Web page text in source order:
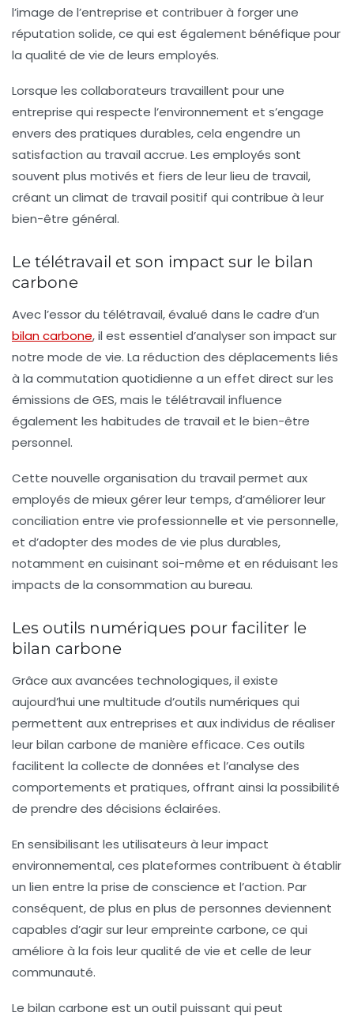
l’image de l’entreprise et contribuer à forger une
réputation solide, ce qui est également bénéfique pour
la qualité de vie de leurs employés.
Lorsque les collaborateurs travaillent pour une
entreprise qui respecte l’environnement et s’engage
envers des pratiques durables, cela engendre un
satisfaction au travail accrue. Les employés sont
souvent plus motivés et fiers de leur lieu de travail,
créant un climat de travail positif qui contribue à leur
bien-être général.
Le télétravail et son impact sur le bilan
carbone
Avec l’essor du télétravail, évalué dans le cadre d’un
bilan carbone, il est essentiel d’analyser son impact sur
notre mode de vie. La réduction des déplacements liés
à la commutation quotidienne a un effet direct sur les
émissions de GES, mais le télétravail influence
également les habitudes de travail et le bien-être
personnel.
Cette nouvelle organisation du travail permet aux
employés de mieux gérer leur temps, d’améliorer leur
conciliation entre vie professionnelle et vie personnelle,
et d’adopter des modes de vie plus durables,
notamment en cuisinant soi-même et en réduisant les
impacts de la consommation au bureau.
Les outils numériques pour faciliter le
bilan carbone
Grâce aux avancées technologiques, il existe
aujourd’hui une multitude d’outils numériques qui
permettent aux entreprises et aux individus de réaliser
leur bilan carbone de manière efficace. Ces outils
facilitent la collecte de données et l’analyse des
comportements et pratiques, offrant ainsi la possibilité
de prendre des décisions éclairées.
En sensibilisant les utilisateurs à leur impact
environnemental, ces plateformes contribuent à établir
un lien entre la prise de conscience et l’action. Par
conséquent, de plus en plus de personnes deviennent
capables d’agir sur leur empreinte carbone, ce qui
améliore à la fois leur qualité de vie et celle de leur
communauté.
Le bilan carbone est un outil puissant qui peut